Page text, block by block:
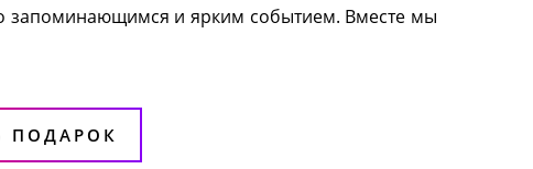
запоминающимся и ярким событием. Вместе мы
ПОДАРОК